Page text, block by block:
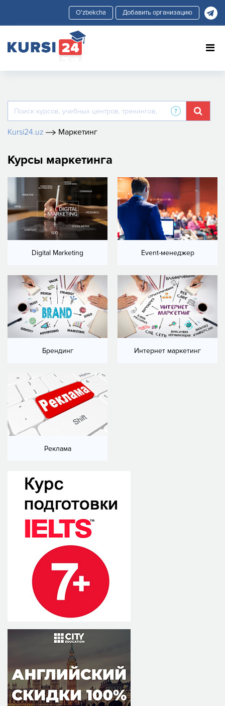
Добавить организацию
Kursi24.uz Маркетинг
Курсы маркетинга
Digital Marketing Event-менеджер
Брендинг Интернет маркетинг
Реклама